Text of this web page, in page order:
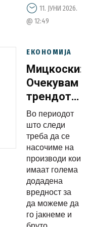
11. ЈУНИ 2026.
@ 12:49
ЕКОНОМИЈА
Мицкоски:
Очекувам
трендот
на стапка
на раст
над 3,5
проценти
на БДП да
продолжи
во
периодот
кој следи
Во периодот
што следи
треба да се
насочиме на
производи кои
имаат голема
додадена
вредност за
да можеме да
го јакнеме и